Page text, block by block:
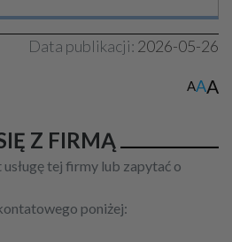
Data publikacji: 2026-05-26
AAA
Z FIRMĄ
tej firmy lub zapytać o
poniżej: